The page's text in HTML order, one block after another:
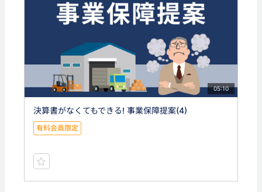
05:10
決算書がなくてもできる! 事業保障提案(4)
有料会員限定